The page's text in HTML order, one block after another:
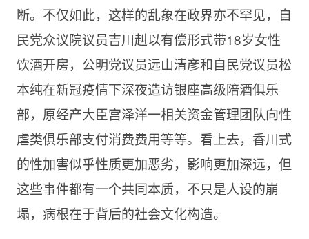
断。不仅如此，这样的乱象在政界亦不罕见，自
民党众议院议员吉川赳以有偿形式带18岁女性
饮酒开房，公明党议员远山清彦和自民党议员松
本纯在新冠疫情下深夜造访银座高级陪酒俱乐
部，原经产大臣宫泽洋一相关资金管理团队向性
虐类俱乐部支付消费费用等等。看上去，香川式
的性加害似乎性质更加恶劣，影响更加深远，但
这些事件都有一个共同本质，不只是人设的崩
塌，病根在于背后的社会文化构造。